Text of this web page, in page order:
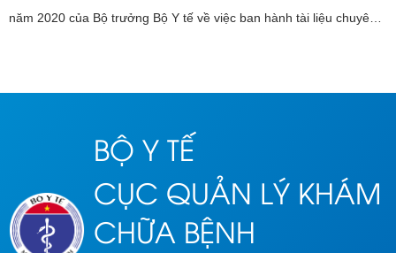
năm 2020 của Bộ trưởng Bộ Y tế về việc ban hành tài liệu chuyên
BỘ Y TẾ
CỤC QUẢN LÝ KHÁM
CHỮA BỆNH